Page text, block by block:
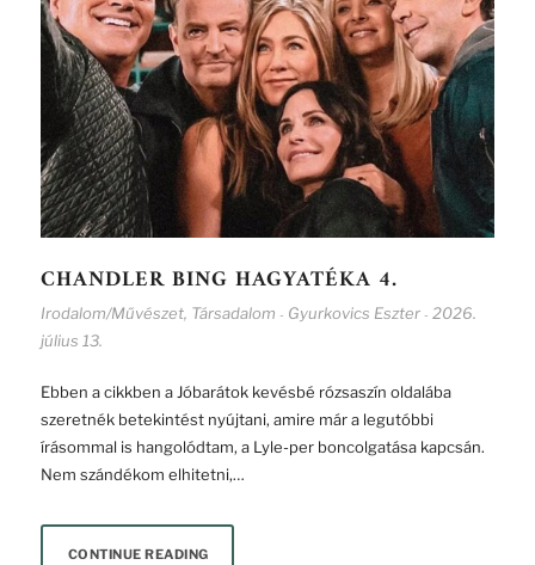
CHANDLER BING HAGYATÉKA 4.
Irodalom/Művészet, Társadalom - Gyurkovics Eszter - 2026.
július 13.
Ebben a cikkben a Jóbarátok kevésbé rózsaszín oldalába
szeretnék betekintést nyújtani, amire már a legutóbbi
írásommal is hangolódtam, a Lyle-per boncolgatása kapcsán.
Nem szándékom elhitetni,…
CONTINUE READING